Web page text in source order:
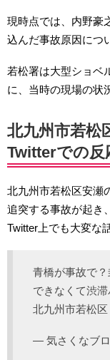
現時点では、内野豪
込んだ事故原因につ
若松署は大型ショベ
に、当時の現場の状
北九州市若松
Twitterでの反
北九州市若松区安瀬
追突する事故が起き
Twitter上でも大変な
青橋が事故で
できなくて渋
北九州市若松区
— 気さくなブ